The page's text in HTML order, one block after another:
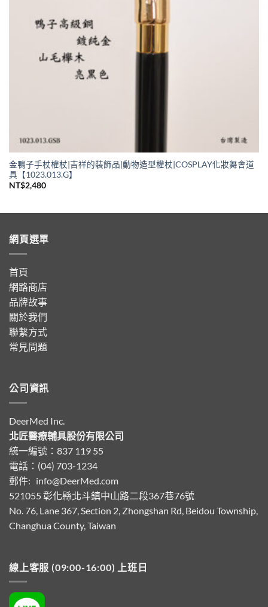
金鴨子手杖權杖|吉祥的裝飾品|動物造型權杖|COSPLAY化妝舞會道
具【1023.013.G】
NT$2,480
網頁選單
首頁
網路商店
品牌故事
關於我們
聯繫方式
常見問題
公司資訊
DeerMed Inc.
北匠醫療輔具股份有限公司
統一編號：837 119 55
電話：(04) 703-1234
郵件: info@DeerMed.com
521055 彰化縣北斗鎮中山路二段367巷76號
No. 76, Lane 367, Section 2, Zhongshan Rd, Beidou Township,
Changhua County, Taiwan
線上客服 (09:00-16:00) 上班日